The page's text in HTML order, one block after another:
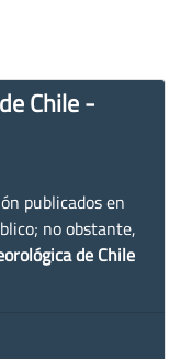
Chile -
publicados en
no obstante,
de Chile